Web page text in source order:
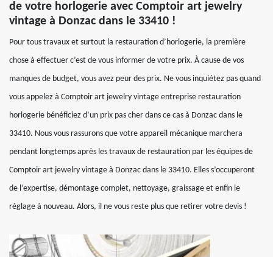
de votre horlogerie avec Comptoir art jewelry
vintage à Donzac dans le 33410 !
Pour tous travaux et surtout la restauration d’horlogerie, la première
chose à effectuer c’est de vous informer de votre prix. À cause de vos
manques de budget, vous avez peur des prix. Ne vous inquiétez pas quand
vous appelez à Comptoir art jewelry vintage entreprise restauration
horlogerie bénéficiez d’un prix pas cher dans ce cas à Donzac dans le
33410. Nous vous rassurons que votre appareil mécanique marchera
pendant longtemps après les travaux de restauration par les équipes de
Comptoir art jewelry vintage à Donzac dans le 33410. Elles s’occuperont
de l’expertise, démontage complet, nettoyage, graissage et enfin le
réglage à nouveau. Alors, il ne vous reste plus que retirer votre devis !